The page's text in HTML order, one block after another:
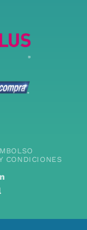
CONDICIONES